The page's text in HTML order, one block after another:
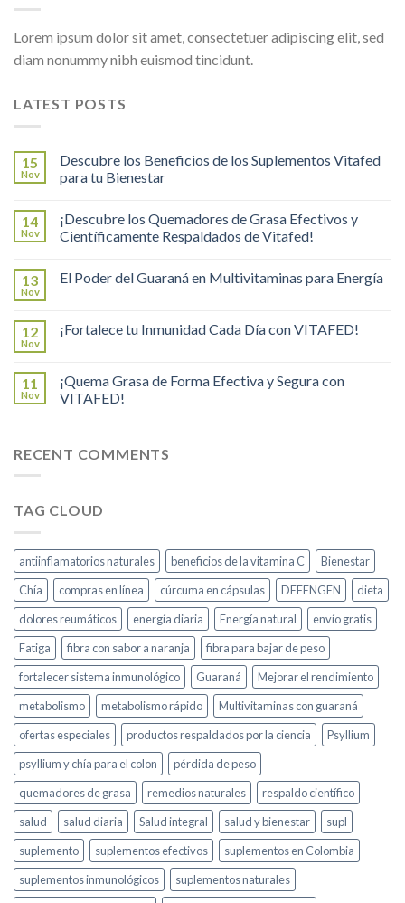
Lorem ipsum dolor sit amet, consectetuer adipiscing elit, sed
diam nonummy nibh euismod tincidunt.
LATEST POSTS
15
Nov
Descubre los Beneficios de los Suplementos Vitafed
para tu Bienestar
14
Nov
¡Descubre los Quemadores de Grasa Efectivos y
Científicamente Respaldados de Vitafed!
13
Nov
El Poder del Guaraná en Multivitaminas para Energía
12
Nov
¡Fortalece tu Inmunidad Cada Día con VITAFED!
11
Nov
¡Quema Grasa de Forma Efectiva y Segura con
VITAFED!
RECENT COMMENTS
TAG CLOUD
antiinflamatorios naturales beneficios de la vitamina C
Bienestar
Chía
compras en línea cúrcuma en cápsulas DEFENGEN
dieta
dolores reumáticos
energía diaria Energía natural
envío gratis
Fatiga
fibra con sabor a naranja
fibra para bajar de peso
fortalecer sistema inmunológico
Guaraná
Mejorar el rendimiento
metabolismo
metabolismo rápido
Multivitaminas con guaraná
ofertas especiales
productos respaldados por la ciencia
Psyllium
psyllium y chía para el colon
pérdida de peso
quemadores de grasa
remedios naturales
respaldo científico
salud
salud diaria Salud integral salud y bienestar
supl
suplemento
suplementos efectivos
suplementos en Colombia
suplementos inmunológicos
suplementos naturales